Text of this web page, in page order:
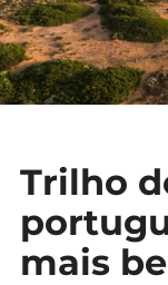
Trilho
mais